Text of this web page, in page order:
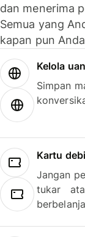
dan menerima
Semua yang
kapan pun
Kelola
Simpan
Kartu
Jangan
tukar